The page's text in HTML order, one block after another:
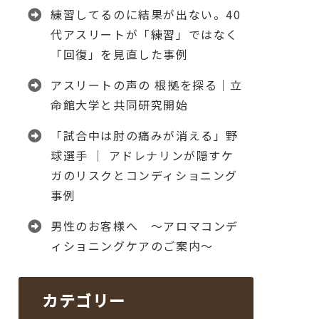
練習してるのに結果が出ない。40
代アスリートが「練習」ではなく
「回復」を見直した事例
アスリートの声の 根拠を探る｜立
命館大学と共同研究開始
「試合中は肘の痛みが消える」野
球選手 │ アドレナリンが隠すケ
ガのリスクとコンディショニング
事例
男性のお客様へ ～アロマコンデ
ィショニングケアのご案内～
カテゴリー